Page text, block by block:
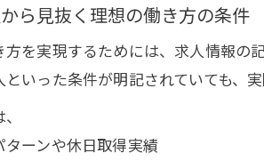
ら見抜く理想の働き方の条件
方を実現するためには、求人情報の
いった条件が明記されていても、
ターンや休日取得実績